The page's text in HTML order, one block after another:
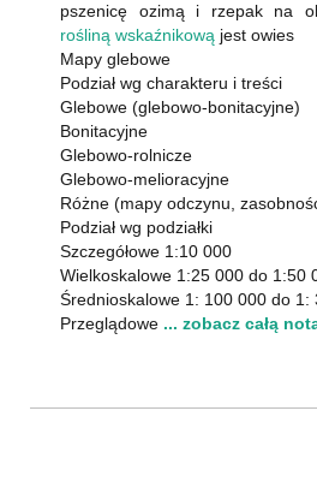
pszenicę ozimą i rzepak na
rośliną wskaźnikową jest owies
Mapy glebowe
Podział wg charakteru i treści
Glebowe (glebowo-bonitacyjne)
Bonitacyjne
Glebowo-rolnicze
Glebowo-melioracyjne
Różne (mapy odczynu,
Podział wg podziałki
Szczegółowe 1:10 000
Wielkoskalowe 1:25 000 do 1:50
Średnioskalowe 1: 100 000 do 1:
Przeglądowe ... zobacz całą